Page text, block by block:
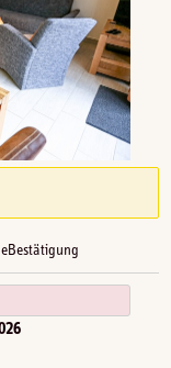
Bestätigung